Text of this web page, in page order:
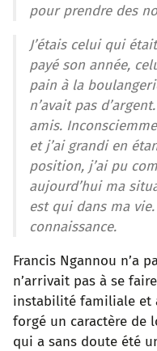
pour prendre des
J’étais celui qui
payé son année,
pain à la
n’avait pas
amis.
et j’ai grandi en
position, j’ai pu
aujourd’hui ma
est qui dans ma
connaissance.
Francis Ngannou n’a
n’arrivait pas à se
instabilité familiale et
forgé un caractère de
qui a sans doute été